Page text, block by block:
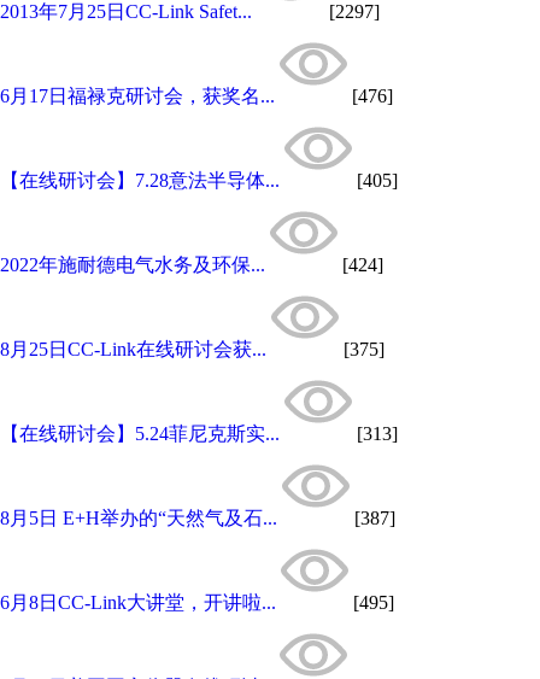
2013年7月25日CC-Link Safet... [2297]
6月17日福禄克研讨会，获奖名... [476]
【在线研讨会】7.28意法半导体... [405]
2022年施耐德电气水务及环保... [424]
8月25日CC-Link在线研讨会获... [375]
【在线研讨会】5.24菲尼克斯实... [313]
8月5日 E+H举办的“天然气及石... [387]
6月8日CC-Link大讲堂，开讲啦... [495]